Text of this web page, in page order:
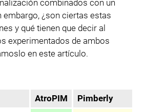
combinados con un
embargo, ¿son ciertas estas
y qué tienen que decir al
experimentados de ambos
en este artículo.
AtroPIM Pimberly